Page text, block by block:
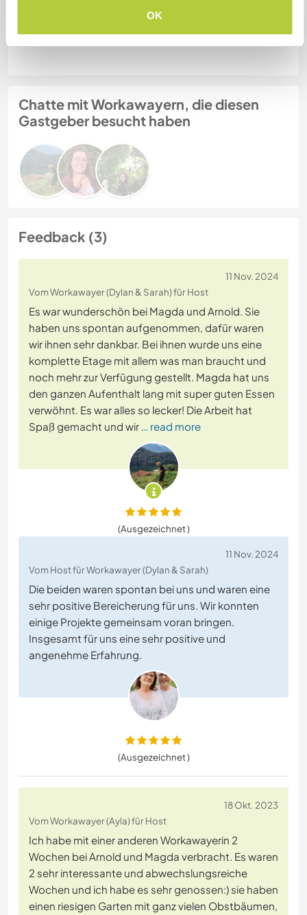
OK
Gastgeber Ref-Nr.: 948771139463
Website-Sicherheit
Chatte mit Workawayern, die diesen
Gastgeber besucht haben
Feedback (3)
11 Nov. 2024
Vom Workawayer (Dylan & Sarah) für Host
Es war wunderschön bei Magda und Arnold. Sie
haben uns spontan aufgenommen, dafür waren
wir ihnen sehr dankbar. Bei ihnen wurde uns eine
komplette Etage mit allem was man braucht und
noch mehr zur Verfügung gestellt. Magda hat uns
den ganzen Aufenthalt lang mit super guten Essen
verwöhnt. Es war alles so lecker! Die Arbeit hat
Spaß gemacht und wir … read more
(Ausgezeichnet )
11 Nov. 2024
Vom Host für Workawayer (Dylan & Sarah)
Die beiden waren spontan bei uns und waren eine
sehr positive Bereicherung für uns. Wir konnten
einige Projekte gemeinsam voran bringen.
Insgesamt für uns eine sehr positive und
angenehme Erfahrung.
(Ausgezeichnet )
18 Okt. 2023
Vom Workawayer (Ayla) für Host
Ich habe mit einer anderen Workawayerin 2
Wochen bei Arnold und Magda verbracht. Es waren
2 sehr interessante und abwechslungsreiche
Wochen und ich habe es sehr genossen:) sie haben
einen riesigen Garten mit ganz vielen Obstbäumen,